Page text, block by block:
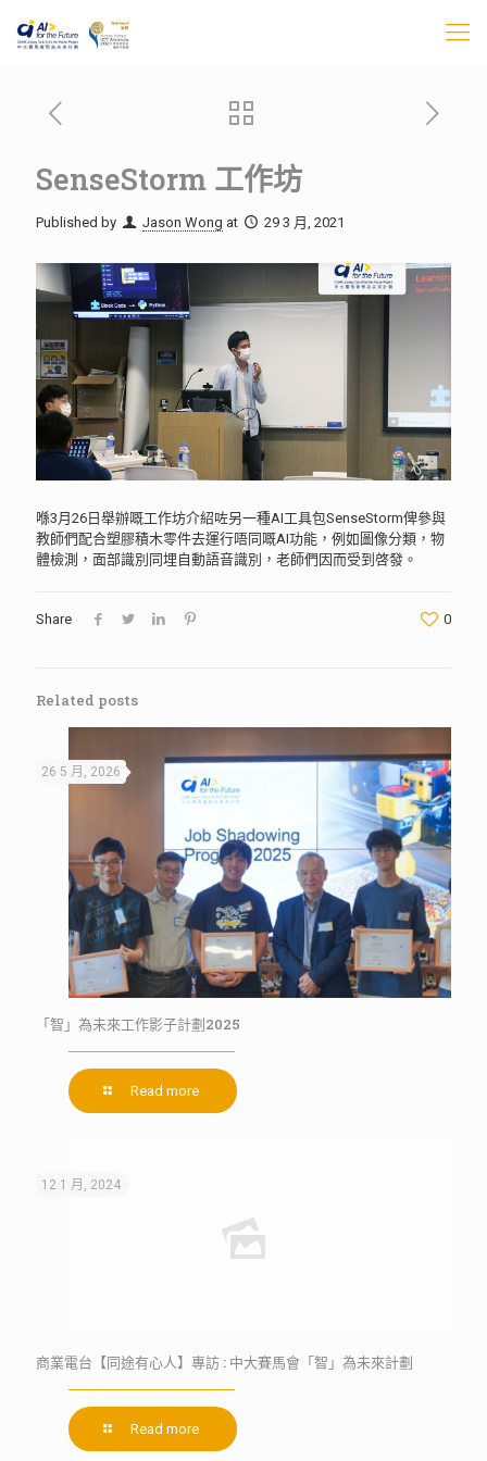
SenseStorm 工作坊
Published by Jason Wong at 29 3 月, 2021
喺3月26日舉辦嘅工作坊介紹咗另一種AI工具包SenseStorm俾參與
教師們配合塑膠積木零件去運行唔同嘅AI功能，例如圖像分類，物
體檢測，面部識別同埋自動語音識別，老師們因而受到啓發。
Share 0
Related posts
26 5 月, 2026
「智」為未來⼯作影⼦計劃2025
Read more
12 1 月, 2024
商業電台【同途有心人】專訪 : 中大賽馬會「智」為未來計劃
Read more